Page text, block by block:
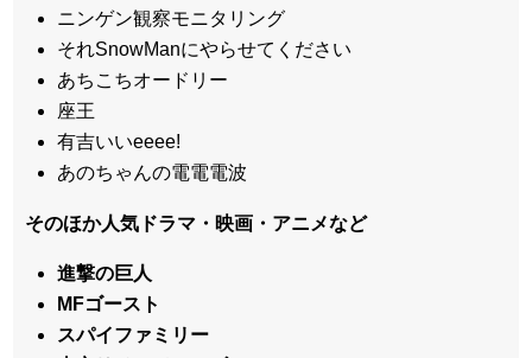
ニンゲン観察モニタリング
それSnowManにやらせてください
あちこちオードリー
座王
有吉いいeeee!
あのちゃんの電電電波
そのほか人気ドラマ・映画・アニメなど
進撃の巨人
MFゴースト
スパイファミリー